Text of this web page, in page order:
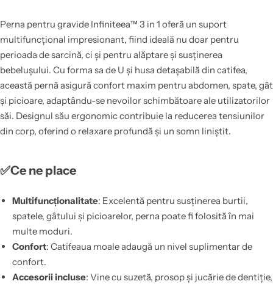
Perna pentru gravide Infiniteea™ 3 in 1 oferă un suport
multifuncțional impresionant, fiind ideală nu doar pentru
perioada de sarcină, ci și pentru alăptare și susținerea
bebelușului. Cu forma sa de U și husa detașabilă din catifea,
această pernă asigură confort maxim pentru abdomen, spate, gât
și picioare, adaptându-se nevoilor schimbătoare ale utilizatorilor
săi. Designul său ergonomic contribuie la reducerea tensiunilor
din corp, oferind o relaxare profundă și un somn liniștit.
✅Ce ne place
Multifuncționalitate: Excelentă pentru susținerea burtii,
spatele, gâtului și picioarelor, perna poate fi folosită în mai
multe moduri.
Confort: Catifeaua moale adaugă un nivel suplimentar de
confort.
Accesorii incluse: Vine cu suzetă, prosop și jucărie de dentiție,